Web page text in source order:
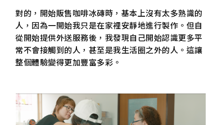
對的，開始販售咖啡冰磚時，基本上沒有太多熟識的
人，因為一開始我只是在家裡安靜地進行製作。但自
從開始提供外送服務後，我發現自己開始認識更多平
常不會接觸到的人，甚至是我生活圈之外的人。這讓
整個體驗變得更加豐富多彩。